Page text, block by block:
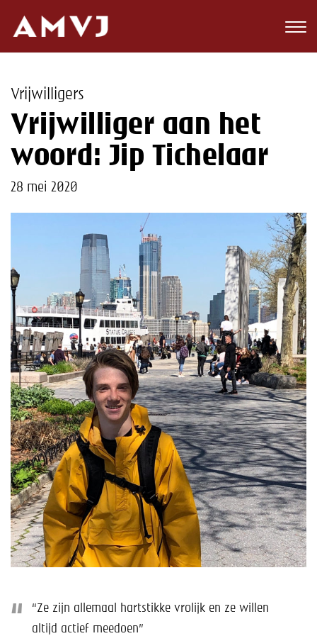
Wedstrijden
Nieuws
Teams
Jeugd
Toekomst
Kalender
Help mee!
Shop
Lid worden
Contact
Vrijwilligers
Vrijwilliger aan het
woord: Jip Tichelaar
28 mei 2020
“Ze zijn allemaal hartstikke vrolijk en ze willen
altijd actief meedoen”